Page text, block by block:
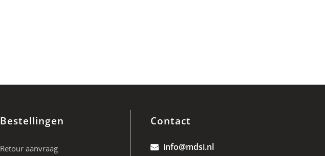
Bestellingen
Retour aanvraag
Contact
info@mdsi.nl